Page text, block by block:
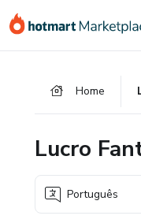
para
para
para
Home
Lucro
Português